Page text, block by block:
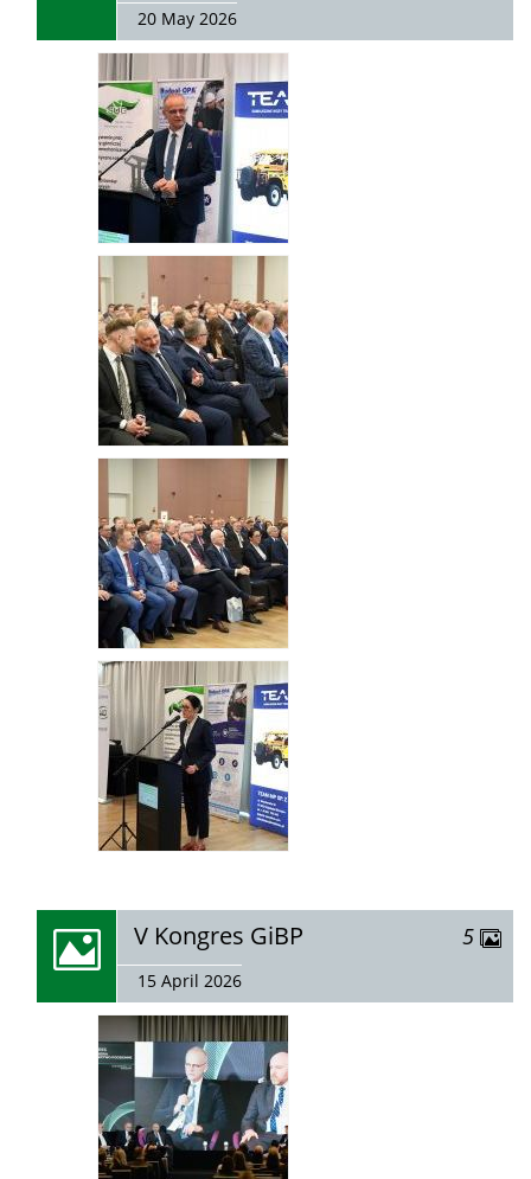
20 May 2026
zobacz
galerię:
V Kongres GiBP
15 April 2026
5 zdjęć